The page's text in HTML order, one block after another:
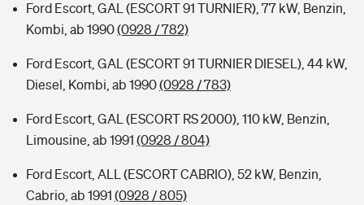
Ford Escort, GAL (ESCORT 91 TURNIER), 77 kW, Benzin,
Kombi, ab 1990(0928 / 782)
Ford Escort, GAL (ESCORT 91 TURNIER DIESEL), 44 kW,
Diesel, Kombi, ab 1990(0928 / 783)
Ford Escort, GAL (ESCORT RS 2000), 110 kW, Benzin,
Limousine, ab 1991 (0928 / 804)
Ford Escort, ALL (ESCORT CABRIO), 52 kW, Benzin,
Cabrio, ab 1991 (0928 / 805)